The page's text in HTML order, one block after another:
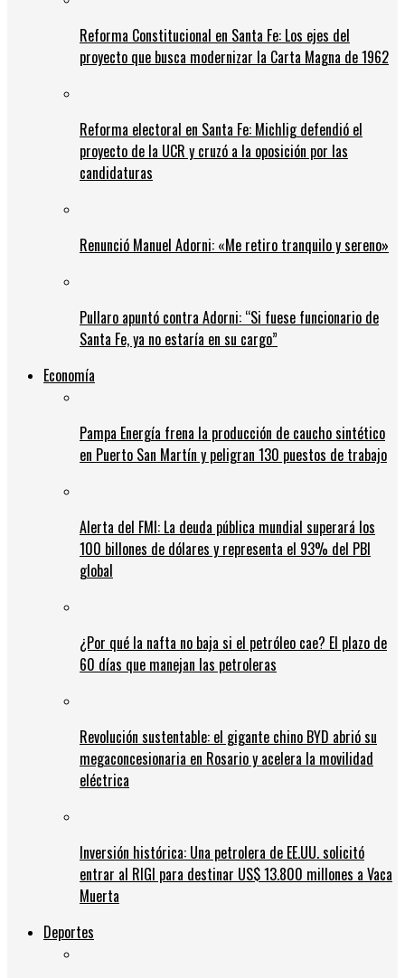
Reforma Constitucional en Santa Fe: Los ejes del
proyecto que busca modernizar la Carta Magna de 1962
Reforma electoral en Santa Fe: Michlig defendió el
proyecto de la UCR y cruzó a la oposición por las
candidaturas
Renunció Manuel Adorni: «Me retiro tranquilo y sereno»
Pullaro apuntó contra Adorni: “Si fuese funcionario de
Santa Fe, ya no estaría en su cargo”
Economía
Pampa Energía frena la producción de caucho sintético
en Puerto San Martín y peligran 130 puestos de trabajo
Alerta del FMI: La deuda pública mundial superará los
100 billones de dólares y representa el 93% del PBI
global
¿Por qué la nafta no baja si el petróleo cae? El plazo de
60 días que manejan las petroleras
Revolución sustentable: el gigante chino BYD abrió su
megaconcesionaria en Rosario y acelera la movilidad
eléctrica
Inversión histórica: Una petrolera de EE.UU. solicitó
entrar al RIGI para destinar US$ 13.800 millones a Vaca
Muerta
Deportes